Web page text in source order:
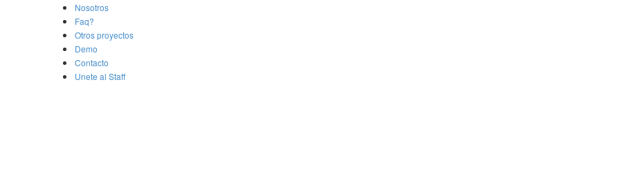
Nosotros
Faq?
Otros proyectos
Demo
Contacto
Unete al Staff